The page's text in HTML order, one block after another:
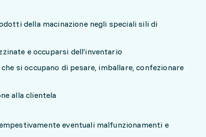
della macinazione negli speciali sili di
e occuparsi dell’inventario
si occupano di pesare, imballare, confezionare
alla clientela
eventuali malfunzionamenti e